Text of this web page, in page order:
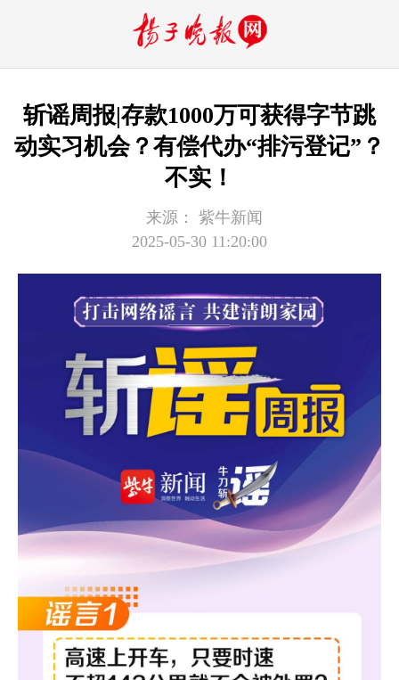
斩谣周报|存款1000万可获得字节跳
动实习机会？有偿代办“排污登记”？
不实！
来源：
紫牛新闻
2025-05-30 11:20:00